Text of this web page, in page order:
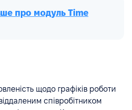
про модуль Time
щодо графіків роботи
співробітником